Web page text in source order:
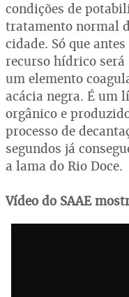
condições de
tratamento normal
cidade. Só que
recurso hídrico será
um elemento
acácia negra. É um
orgânico e
processo de
segundos já
a lama do Rio Doce.
Vídeo do SAAE